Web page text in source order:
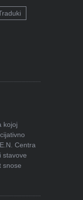
kojoj
Centra
stavove
snose